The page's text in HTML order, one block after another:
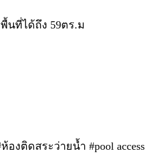
นที่ได้ถึง 59ตร.ม
งติดสระว่ายน้ำ #pool